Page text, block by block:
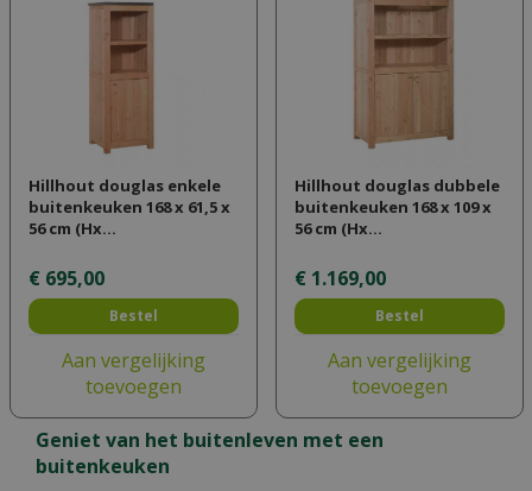
Hillhout douglas enkele
buitenkeuken 168 x 61,5 x
56 cm (Hx…
€ 695,00
Bestel
Aan vergelijking
toevoegen
Hillhout douglas dubbele
buitenkeuken 168 x 109 x
56 cm (Hx…
€ 1.169,00
Bestel
Aan vergelijking
toevoegen
Geniet van het buitenleven met een
buitenkeuken